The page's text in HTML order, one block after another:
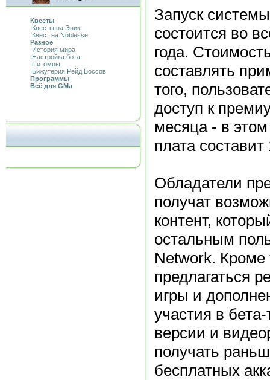
Квесты
Квесты на Эпик
Квест на Noblesse
Разное
История мира
Настройка бота
Питомцы
Бижутерия Рейд Боссов
Программы
Всё для GMa
Запуск
состоится во
года.
составлять
того,
доступ к
месяца - в
плата
Обладатели
получат
контент,
остальным
Network. Кроме
предлагаться
игры и
участия в
версии и
получать
бесплатных